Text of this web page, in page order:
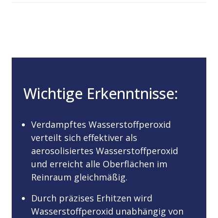
Wichtige Erkenntnisse:
Verdampftes Wasserstoffperoxid
verteilt sich effektiver als
aerosolisiertes Wasserstoffperoxid
und erreicht alle Oberflächen im
Reinraum gleichmäßig.
Durch präzises Erhitzen wird
Wasserstoffperoxid unabhängig von